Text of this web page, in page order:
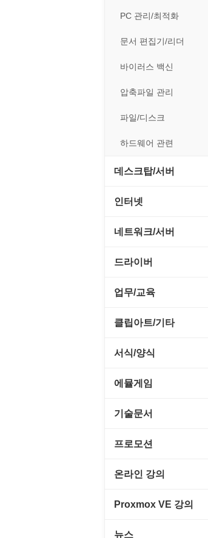
비디오 에디터
비디오 재생기
사운드 에디터
사운드 재생기
이미지 뷰어
이미지 에디터
PC 관리/최적화
문서 편집기/리더
바이러스 백신
압축파일 관리
파일/디스크
하드웨어 관련
데스크탑/서버
Prometheus
실행기/툴바
운영체제 ISO/Image
커서/아이콘 툴
폰트관리/인쇄
인터넷
FTP/텔넷/통신
사이트 저작도구
원격도구
웹 브라우저
웹 유틸리티
네트워크/서버
FTP 서버
백오피스/.NET
웹 서버
드라이버
SCSI/IDE/USB
비디오/모니터
사운드카드
입력장치
저장장치
업무/교육
MS 오피스 관련
판매/재고/회계
프로그래밍 관련
클립아트/기타
동영상 클립
서식/양식
경찰청-감사
경찰청-범죄예방
경찰청-수사
경찰청-외국어번역본
에뮬게임
Emulator(게임실행기)
기술문서
C#, .NET, Visual Studio
프로모션
고정아이피.net
온라인 강의
PHP - 고급
Proxmox VE 강의
I. Proxmox VE 기본 환
뉴스